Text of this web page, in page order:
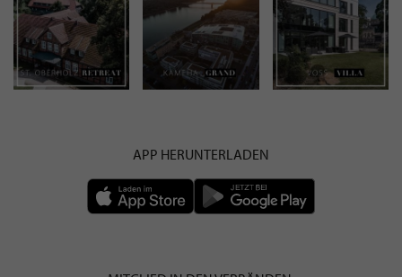
APP HERUNTERLADEN